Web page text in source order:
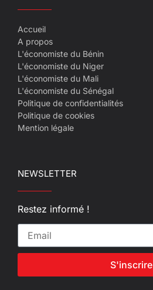
Accueil
A propos
L'économiste du Bénin
L'économiste du Niger
L'économiste du Mali
L'économiste du Sénégal
Politique de confidentialités
Politique de cookies
Mention légale
NEWSLETTER
Restez informé !
S'inscrire